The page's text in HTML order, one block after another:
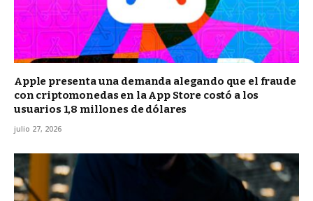
Apple presenta una demanda alegando que el fraude
con criptomonedas en la App Store costó a los
usuarios 1,8 millones de dólares
julio 27, 2026